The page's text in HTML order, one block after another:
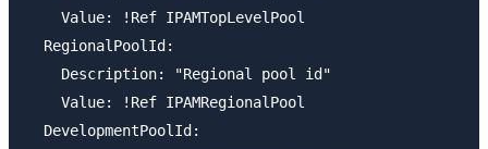
    Value: !Ref IPAMTopLevelPool
  RegionalPoolId:
    Description: "Regional pool id"
    Value: !Ref IPAMRegionalPool
  DevelopmentPoolId: